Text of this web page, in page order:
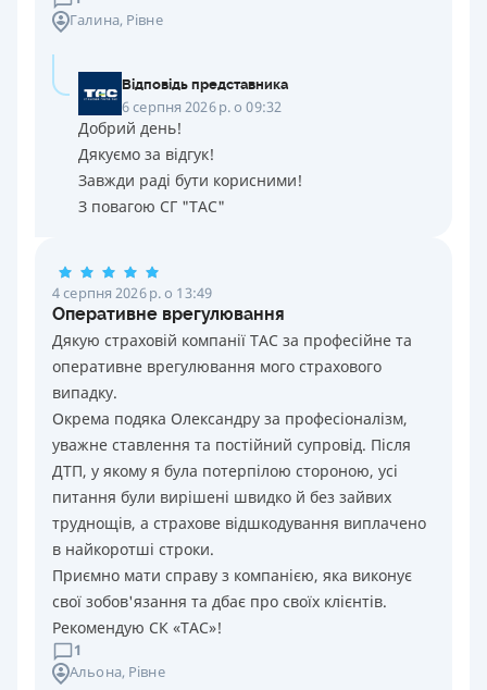
Галина, Рівне
Відповідь представника
6 серпня 2026 р. о 09:32
Добрий день!
Дякуємо за відгук!
Завжди раді бути корисними!
З повагою СГ "ТАС"
4 серпня 2026 р. о 13:49
Оперативне врегулювання
Дякую страховій компанії ТАС за професійне та
оперативне врегулювання мого страхового
випадку.
Окрема подяка Олександру за професіоналізм,
уважне ставлення та постійний супровід. Після
ДТП, у якому я була потерпілою стороною, усі
питання були вирішені швидко й без зайвих
труднощів, а страхове відшкодування виплачено
в найкоротші строки.
Приємно мати справу з компанією, яка виконує
свої зобов'язання та дбає про своїх клієнтів.
Рекомендую СК «ТАС»!
1
Альона, Рівне